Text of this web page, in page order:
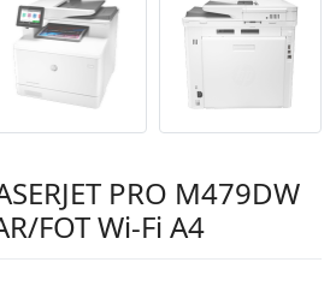
PRO M479DW
FOT Wi-Fi A4